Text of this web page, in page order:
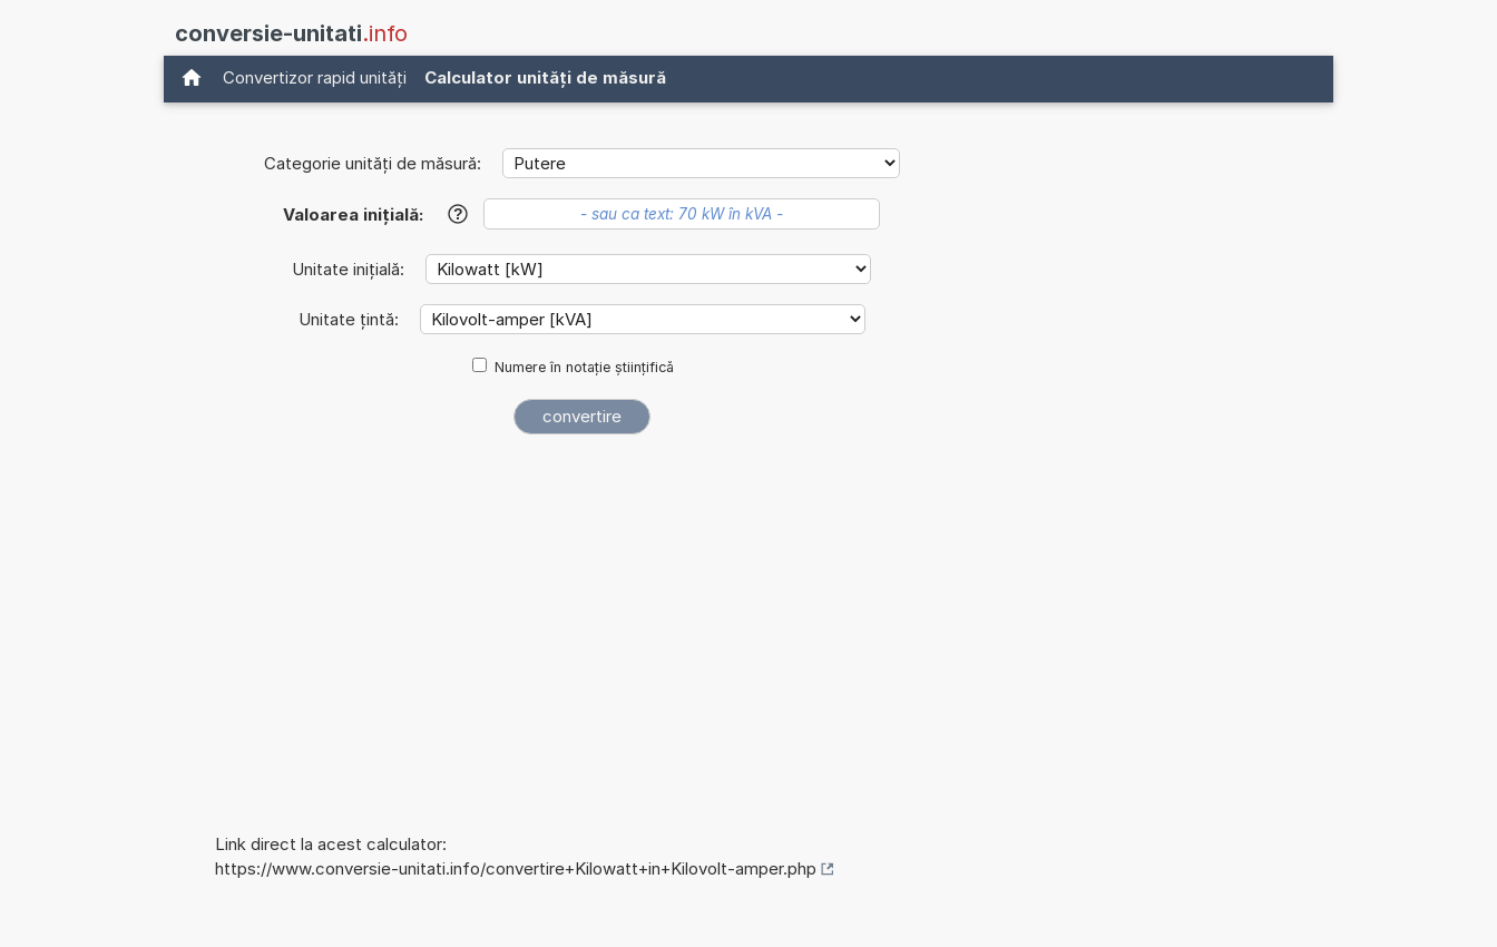
conversie-unitati.info
Convertizor rapid unități Calculator unități de măsură
Categorie unități de măsură:
Valoarea inițială: ?
Unitate inițială:
Unitate țintă:
Numere în notație științifică
Link direct la acest calculator:
https://www.conversie-unitati.info/convertire+Kilowatt+in+Kilovolt-amper.php